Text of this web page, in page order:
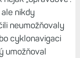
ale nikdy
neumožňovaly
cyklonavigaci
umožňoval